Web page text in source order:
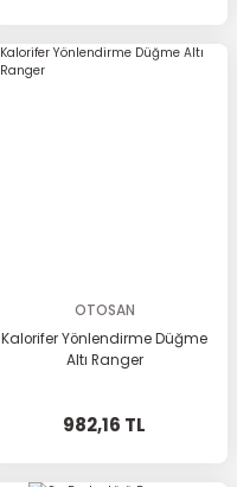
OTOSAN
Kalorifer Yönlendirme Düğme
Altı Ranger
982,16 TL